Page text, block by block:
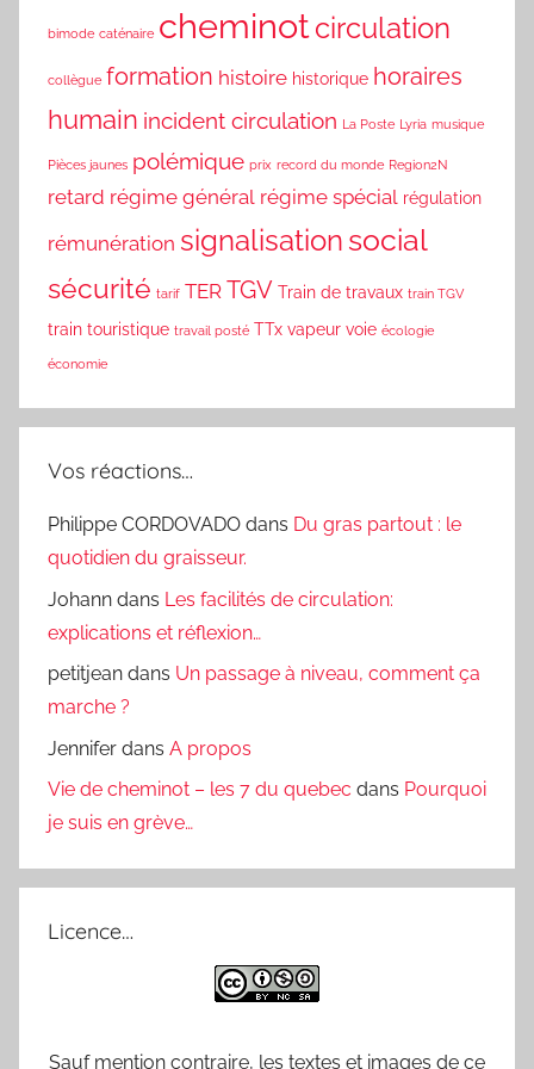
bimode caténaire cheminotcirculation
collègue formation histoire historique horaires
humain incident circulation La Poste Lyria musique
Pièces jaunes polémique prix record du monde Region2N
retard régime général régime spécial régulation
rémunération signalisation social
sécurité tarif TER TGV Train de travaux train TGV
train touristique travail posté TTx vapeur voie écologie
économie
Vos réactions…
Philippe CORDOVADO dans Du gras partout : le
quotidien du graisseur.
Johann dans Les facilités de circulation:
explications et réflexion…
petitjean dans Un passage à niveau, comment ça
marche ?
Jennifer dans A propos
Vie de cheminot – les 7 du quebec dans Pourquoi
je suis en grève…
Licence…
Sauf mention contraire, les textes et images de ce